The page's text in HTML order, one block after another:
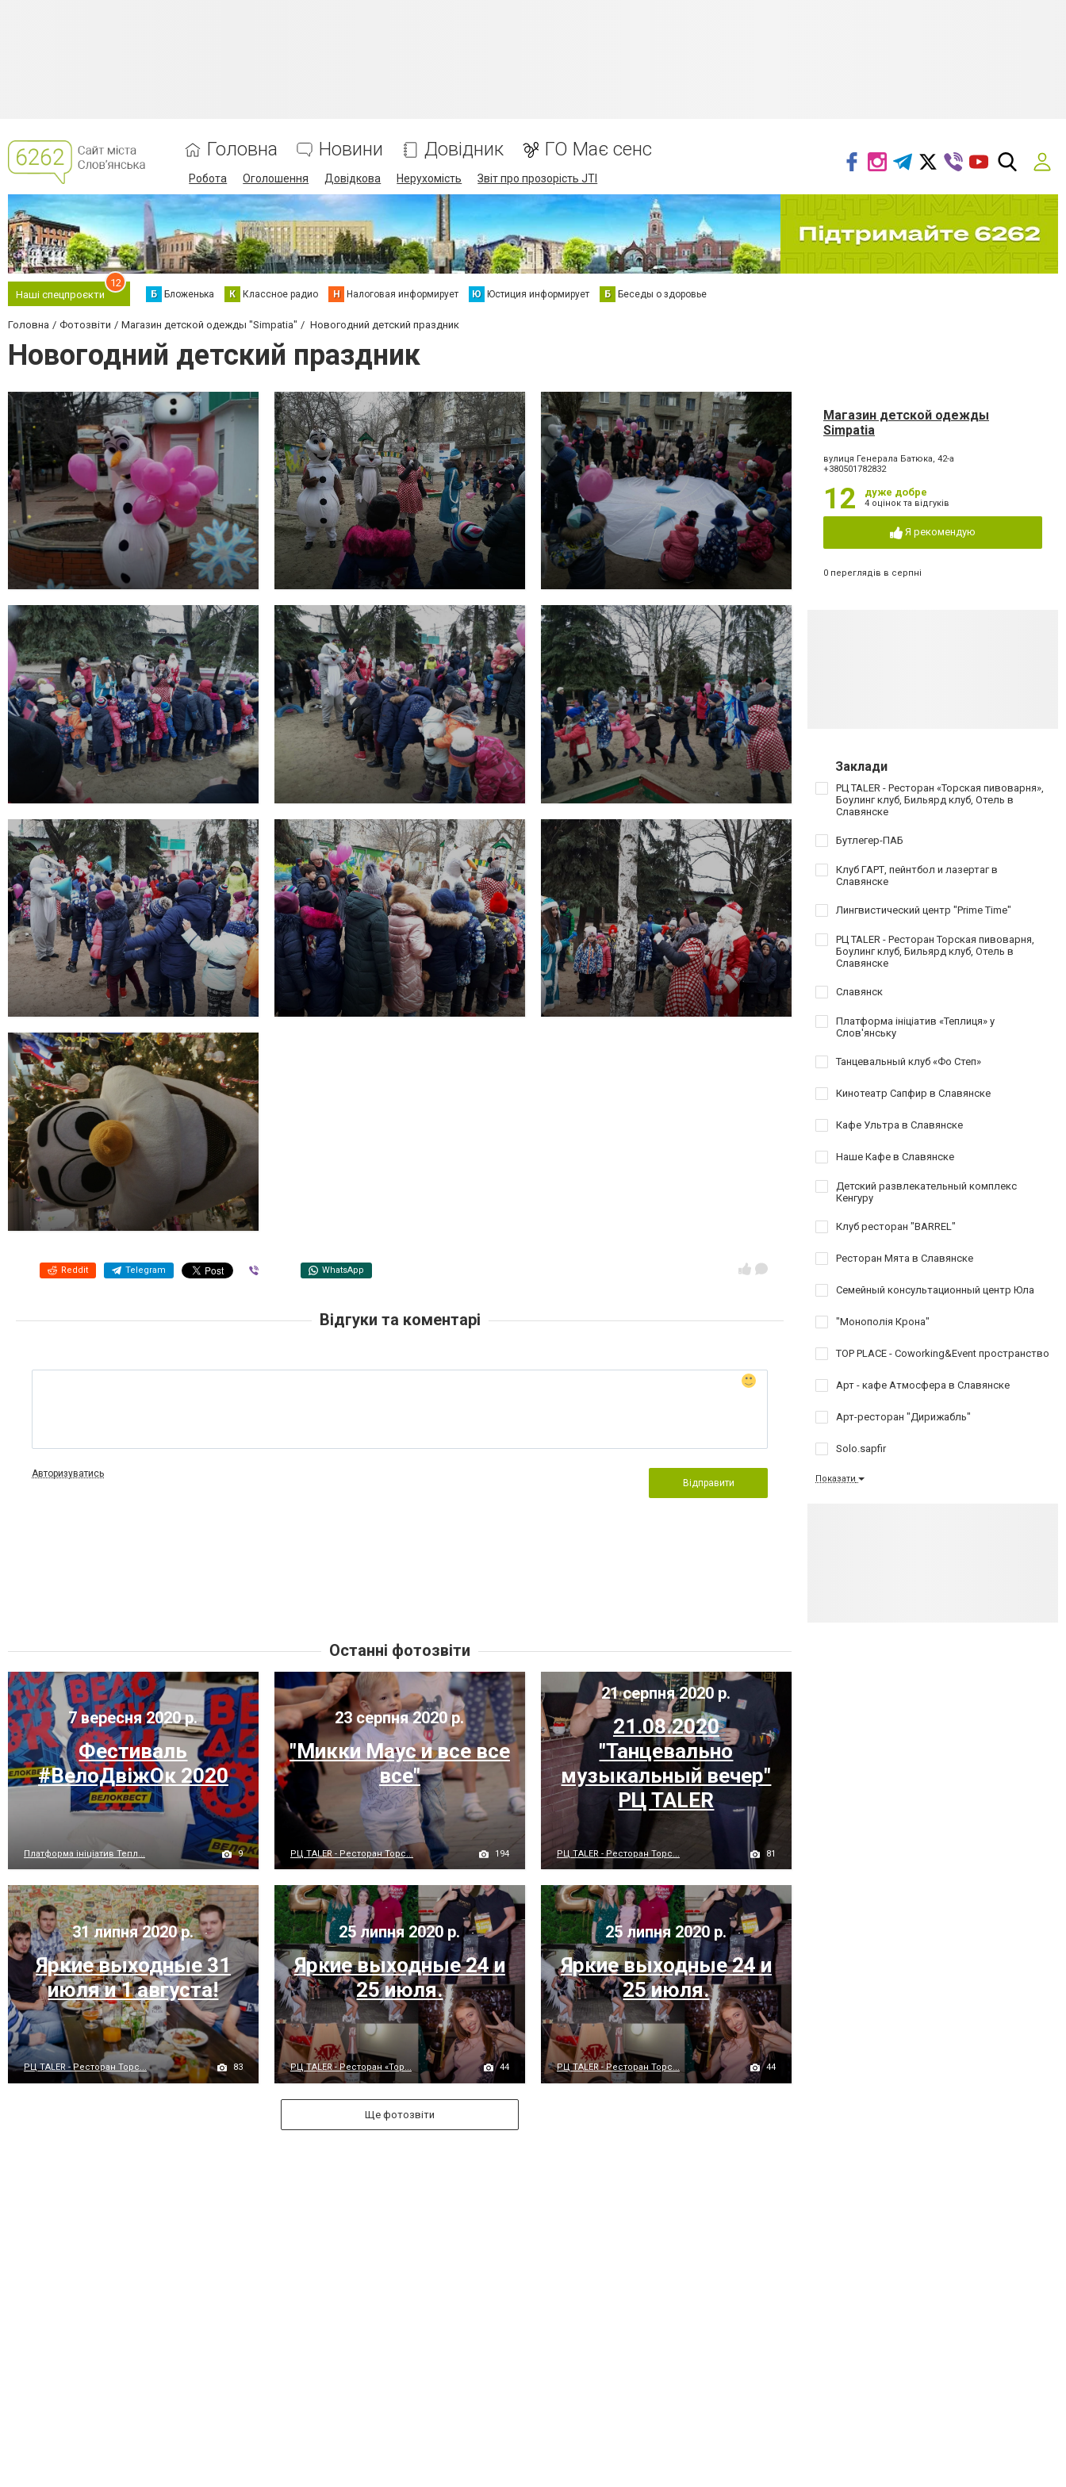
Головна Новини Довідник ГО Має сенс
Робота Оголошення Довідкова Нерухомість Звіт про прозорість JTI
Наші спецпроєкти
12
Б Бложенька К Классное радио Н Налоговая информирует Ю Юстиция информирует Б Беседы о здоровье
Головна Фотозвіти Магазин детской одежды "Simpatia" Новогодний детский праздник
Новогодний детский праздник
Reddit Telegram WhatsApp
Відгуки та коментарі
Авторизуватись
Відправити
Магазин детской одежды
Simpatia
вулиця Генерала Батюка, 42-а
+380501782832
12 дуже добре
4 оцінок та відгуків
Я рекомендую
0 переглядів в серпні
Заклади
РЦ TALER - Ресторан «Торская пивоварня»,
Боулинг клуб, Бильярд клуб, Отель в
Славянске
Бутлегер-ПАБ
Клуб ГАРТ, пейнтбол и лазертаг в
Славянске
Лингвистический центр "Prime Time"
РЦ TALER - Ресторан Торская пивоварня,
Боулинг клуб, Бильярд клуб, Отель в
Славянске
Славянск
Платформа ініціатив «Теплиця» у
Слов'янську
Танцевальный клуб «Фо Степ»
Кинотеатр Сапфир в Славянске
Кафе Ультра в Славянске
Наше Кафе в Славянске
Детский развлекательный комплекс
Кенгуру
Клуб ресторан "BARREL"
Ресторан Мята в Славянске
Семейный консультационный центр Юла
"Монополія Крона"
TOP PLACE - Coworking&Event пространство
Арт - кафе Атмосфера в Славянске
Арт-ресторан "Дирижабль"
Solo.sapfir
Показати
Останні фотозвіти
7 вересня 2020 р.
Фестиваль
#ВелоДвіжОк 2020
Платформа ініціатив Тепл... 9
23 серпня 2020 р.
"Микки Маус и все все
все"
РЦ TALER - Ресторан Торс... 194
21 серпня 2020 р.
21.08.2020
"Танцевально
музыкальный вечер"
РЦ TALER
РЦ TALER - Ресторан Торс... 81
31 липня 2020 р.
Яркие выходные 31
июля и 1 августа!
РЦ TALER - Ресторан Торс... 83
25 липня 2020 р.
Яркие выходные 24 и
25 июля.
РЦ TALER - Ресторан «Тор... 44
25 липня 2020 р.
Яркие выходные 24 и
25 июля.
РЦ TALER - Ресторан Торс... 44
Ще фотозвіти